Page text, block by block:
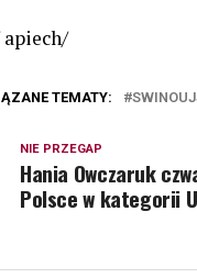
TEMATY:
NIE PRZEGAP
Hania Owczaruk
Polsce w kategorii